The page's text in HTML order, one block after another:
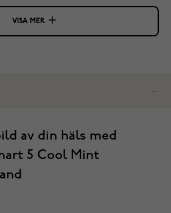
VISA MER
av din häls med
5 Cool Mint